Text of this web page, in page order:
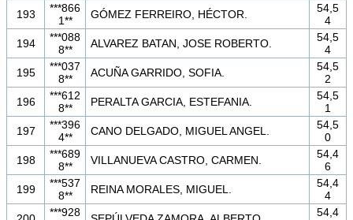
193
***866
1**
GÓMEZ FERREIRO, HÉCTOR.
54,5
4
194
***088
8**
ALVAREZ BATAN, JOSE ROBERTO.
54,5
4
195
***037
8**
ACUÑA GARRIDO, SOFIA.
54,5
2
196
***612
8**
PERALTA GARCIA, ESTEFANIA.
54,5
1
197
***396
4**
CANO DELGADO, MIGUEL ANGEL.
54,5
0
198
***689
8**
VILLANUEVA CASTRO, CARMEN.
54,4
6
199
***537
8**
REINA MORALES, MIGUEL.
54,4
4
***928
54,4